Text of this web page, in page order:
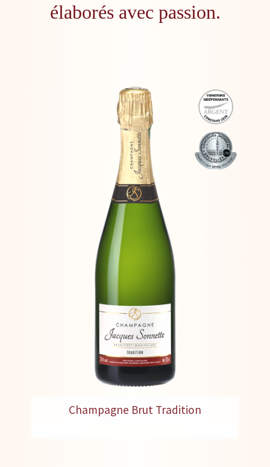
élaborés avec passion.
Champagne Brut Tradition